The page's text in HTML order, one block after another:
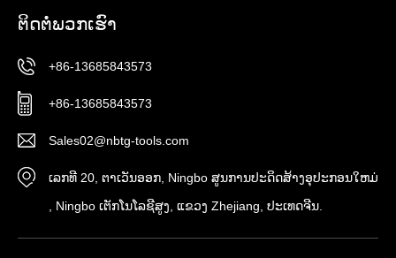
ຕິດ​ຕໍ່​ພວກ​ເຮົາ
+86-13685843573
+86-13685843573
Sales02@nbtg-tools.com
ເລກທີ 20, ຕາ​ເວັນ​ອອກ​, Ningbo ສູນ​ການ​ປະ​ດິດ​ສ້າງ​ອຸ​ປະ​ກອນ​ໃຫມ່​
, Ningbo ເຕັກ​ໂນ​ໂລ​ຊີ​ສູງ​, ແຂວງ Zhejiang​, ປະ​ເທດ​ຈີນ​.